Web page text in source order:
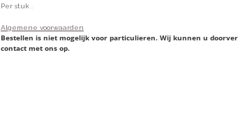
Per stuk .
Algemene voorwaarden
Bestellen is niet mogelijk voor particulieren. Wij kunnen u
contact met ons op.